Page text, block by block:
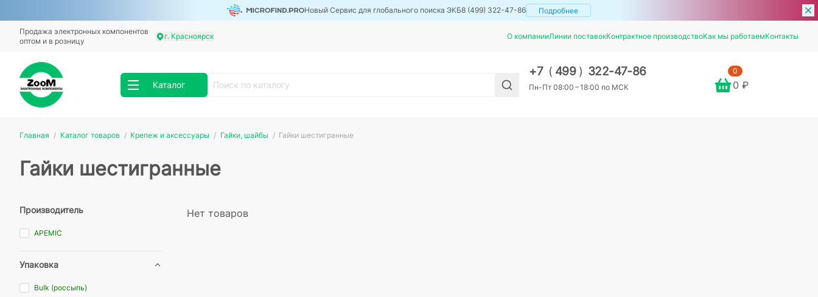
Новый Сервис для глобального поиска ЭКБ8 (499) 322-47-86 Подробнее
Продажа электронных компонентов
оптом и в розницу
г. Красноярск О компанииЛинии поставокКонтрактное производствоКак мы работаемКонтакты
Каталог
+7 ( 499 ) 322-47-86
Пн-Пт 08:00 – 18:00 по МСК
0
0 ₽
Главная Каталог товаров Крепеж и аксессуары Гайки, шайбы Гайки шестигранные
Гайки шестигранные
Производитель
APEMIC
Упаковка
Bulk (россыпь)
Нет товаров